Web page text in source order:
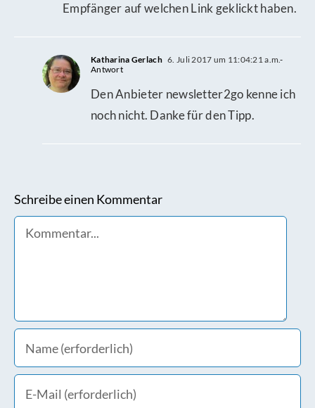
Empfänger auf welchen Link geklickt haben.
Katharina Gerlach 6. Juli 2017 um 11:04:21 a.m.-
Antwort
Den Anbieter newsletter2go kenne ich
noch nicht. Danke für den Tipp.
Schreibe einen Kommentar
Comment